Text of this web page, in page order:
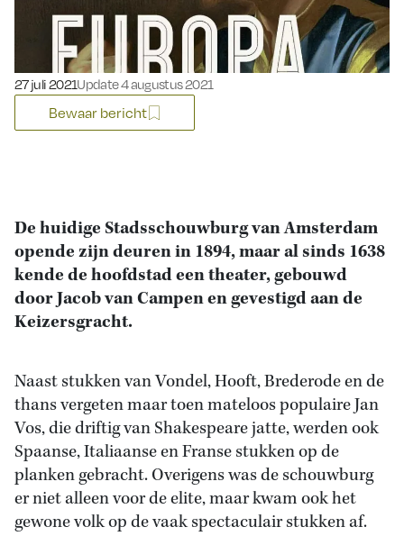
Gepubliceerd op:
27 juli 2021Update 4 augustus 2021
Bewaar bericht
De huidige Stadsschouwburg van Amsterdam
opende zijn deuren in 1894, maar al sinds 1638
kende de hoofdstad een theater, gebouwd
door Jacob van Campen en gevestigd aan de
Keizersgracht.
Naast stukken van Vondel, Hooft, Brederode en de
thans vergeten maar toen mateloos populaire Jan
Vos, die driftig van Shakespeare jatte, werden ook
Spaanse, Italiaanse en Franse stukken op de
planken gebracht. Overigens was de schouwburg
er niet alleen voor de elite, maar kwam ook het
gewone volk op de vaak spectaculair stukken af.